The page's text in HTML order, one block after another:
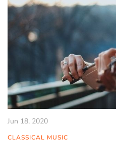
Jun 18, 2020
CLASSICAL MUSIC